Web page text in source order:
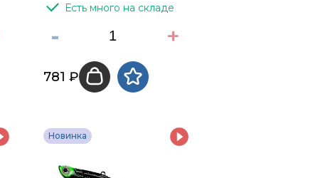
Есть много на складе
- +
781 ₽
Новинка